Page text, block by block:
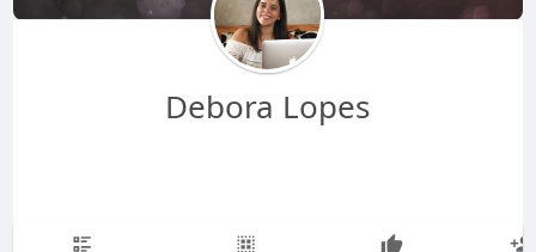
Debora Lopes